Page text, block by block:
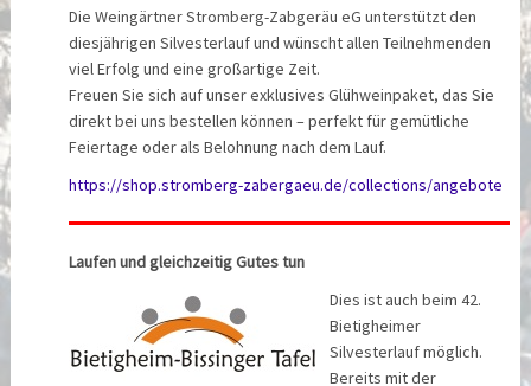
Die Weingärtner Stromberg-Zabgeräu eG unterstützt den
diesjährigen Silvesterlauf und wünscht allen Teilnehmenden
viel Erfolg und eine großartige Zeit.
Freuen Sie sich auf unser exklusives Glühweinpaket, das Sie
direkt bei uns bestellen können – perfekt für gemütliche
Feiertage oder als Belohnung nach dem Lauf.
https://shop.stromberg-zabergaeu.de/collections/angebote
Laufen und gleichzeitig Gutes tun
Dies ist auch beim 42.
Bietigheimer
Silvesterlauf möglich.
Bereits mit der